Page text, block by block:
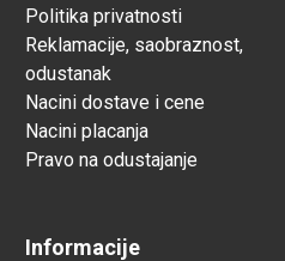
Politika privatnosti
Reklamacije, saobraznost,
odustanak
Nacini dostave i cene
Nacini placanja
Pravo na odustajanje
Informacije